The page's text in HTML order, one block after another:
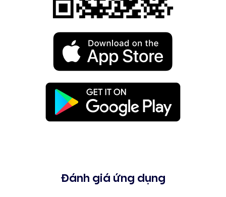
Đánh giá ứng dụng